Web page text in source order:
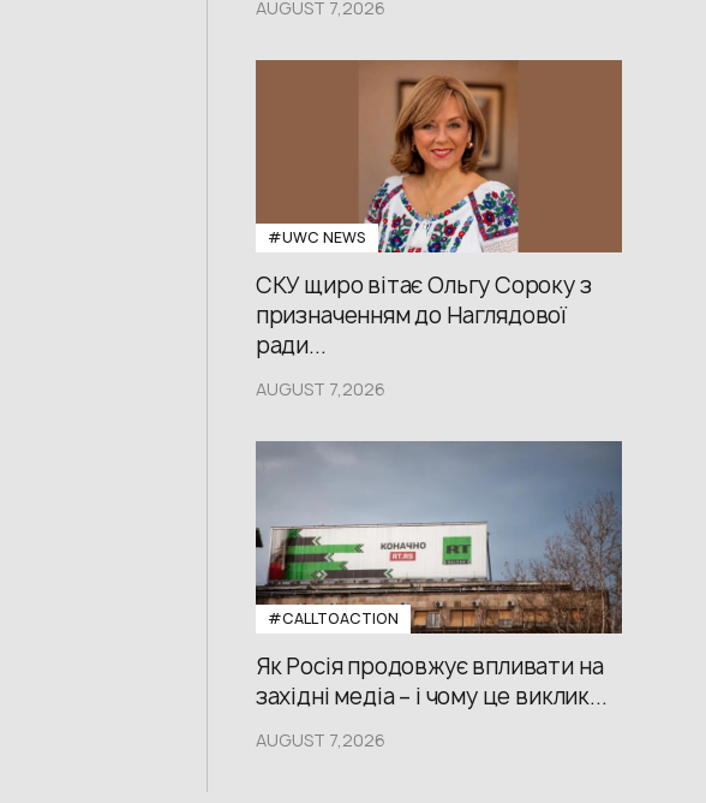
AUGUST 7,2026
#UWС NEWS
СКУ щиро вітає Ольгу Сороку з
призначенням до Наглядової
ради...
AUGUST 7,2026
#CALLTOACTION
Як Росія продовжує впливати на
західні медіа – і чому це виклик...
AUGUST 7,2026